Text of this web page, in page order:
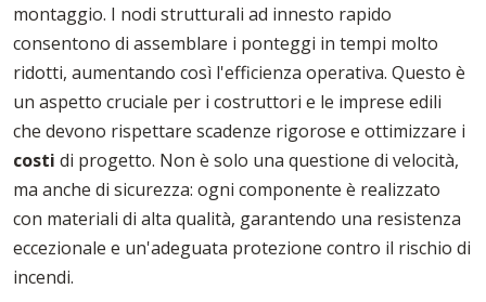
montaggio. I nodi strutturali ad innesto rapido
consentono di assemblare i ponteggi in tempi molto
ridotti, aumentando così l'efficienza operativa. Questo è
un aspetto cruciale per i costruttori e le imprese edili
che devono rispettare scadenze rigorose e ottimizzare i
costi di progetto. Non è solo una questione di velocità,
ma anche di sicurezza: ogni componente è realizzato
con materiali di alta qualità, garantendo una resistenza
eccezionale e un'adeguata protezione contro il rischio di
incendi.